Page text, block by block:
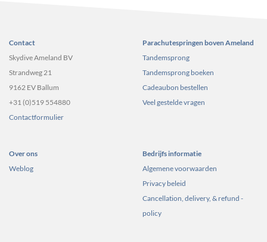
Contact
Skydive Ameland BV
Strandweg 21
9162 EV Ballum
+31 (0)519 554880
Contactformulier
Parachutespringen boven Ameland
Tandemsprong
Tandemsprong boeken
Cadeaubon bestellen
Veel gestelde vragen
Over ons
Weblog
Bedrijfs informatie
Algemene voorwaarden
Privacy beleid
Cancellation, delivery, & refund -
policy